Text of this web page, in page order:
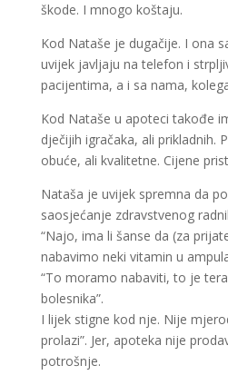
škode. I mnogo koštaju.
Kod Nataše je dugačije. I ona
uvijek javljaju na telefon i
pacijentima, a i sa nama,
Kod Nataše u apoteci takođe
dječijih igračaka, ali prikladnih.
obuće, ali kvalitetne. Cijene
Nataša je uvijek spremna da
saosjećanje zdravstvenog
“Najo, ima li šanse da (za
nabavimo neki vitamin u
“To moramo nabaviti, to je
bolesnika”.
I lijek stigne kod nje. Nije
prolazi”. Jer, apoteka nije
potrošnje.